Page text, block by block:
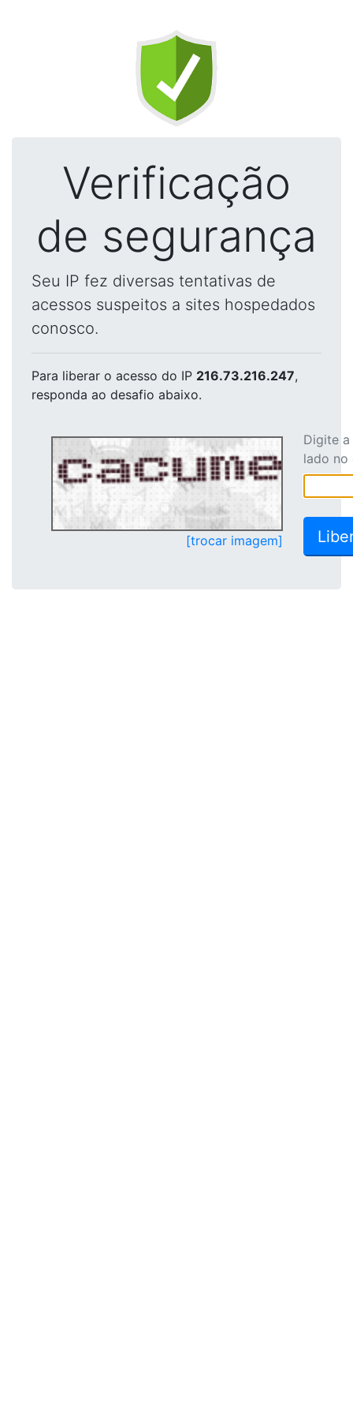
Verificação
de segurança
Seu IP fez diversas tentativas de
acessos suspeitos a sites hospedados
conosco.
Para liberar o acesso do IP 216.73.216.247,
responda ao desafio abaixo.
[trocar imagem]
Digite
lado no